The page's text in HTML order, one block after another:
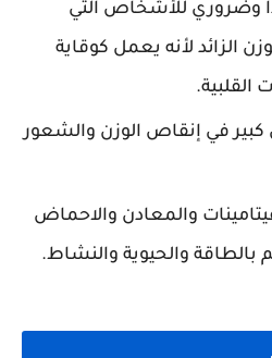
وضروري للأشخاص التي
الزائد لأنه يعمل كوقاية
القلبية.
في إنقاص الوزن والشعور
والمعادن والاحماض
بالطاقة والحيوية والنشاط.